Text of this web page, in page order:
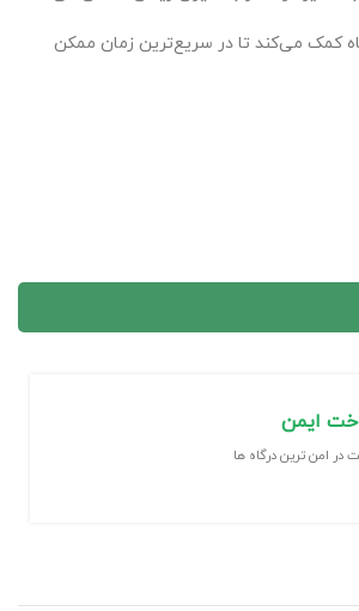
کمک می‌کند تا در سریع‌ترین زمان ممکن
ایمن
در امن ترین درگاه ها